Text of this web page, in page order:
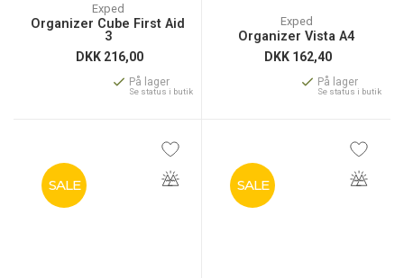
Exped
Organizer Cube First Aid
3
DKK 216,00
På lager
Se status i butik
Exped
Organizer Vista A4
DKK 162,40
På lager
Se status i butik
SALE SALE